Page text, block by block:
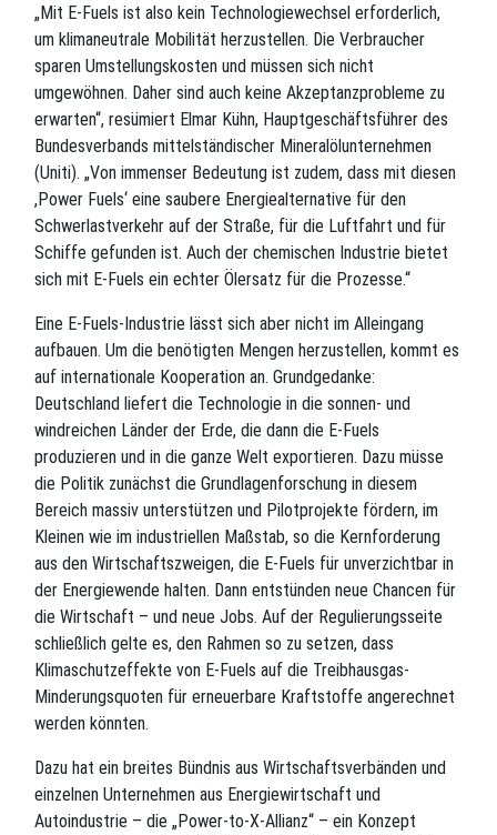
„Mit E-Fuels ist also kein Technologiewechsel erforderlich,
um klimaneutrale Mobilität herzustellen. Die Verbraucher
sparen Umstellungskosten und müssen sich nicht
umgewöhnen. Daher sind auch keine Akzeptanzprobleme zu
erwarten“, resümiert Elmar Kühn, Hauptgeschäftsführer des
Bundesverbands mittelständischer Mineralölunternehmen
(Uniti). „Von immenser Bedeutung ist zudem, dass mit diesen
,Power Fuels‘ eine saubere Energiealternative für den
Schwerlastverkehr auf der Straße, für die Luftfahrt und für
Schiffe gefunden ist. Auch der chemischen Industrie bietet
sich mit E-Fuels ein echter Ölersatz für die Prozesse.“
Eine E-Fuels-Industrie lässt sich aber nicht im Alleingang
aufbauen. Um die benötigten Mengen herzustellen, kommt es
auf internationale Kooperation an. Grundgedanke:
Deutschland liefert die Technologie in die sonnen- und
windreichen Länder der Erde, die dann die E-Fuels
produzieren und in die ganze Welt exportieren. Dazu müsse
die Politik zunächst die Grundlagenforschung in diesem
Bereich massiv unterstützen und Pilotprojekte fördern, im
Kleinen wie im industriellen Maßstab, so die Kernforderung
aus den Wirtschaftszweigen, die E-Fuels für unverzichtbar in
der Energiewende halten. Dann entstünden neue Chancen für
die Wirtschaft – und neue Jobs. Auf der Regulierungsseite
schließlich gelte es, den Rahmen so zu setzen, dass
Klimaschutzeffekte von E-Fuels auf die Treibhausgas-
Minderungsquoten für erneuerbare Kraftstoffe angerechnet
werden könnten.
Dazu hat ein breites Bündnis aus Wirtschaftsverbänden und
einzelnen Unternehmen aus Energiewirtschaft und
Autoindustrie – die „Power-to-X-Allianz“ – ein Konzept